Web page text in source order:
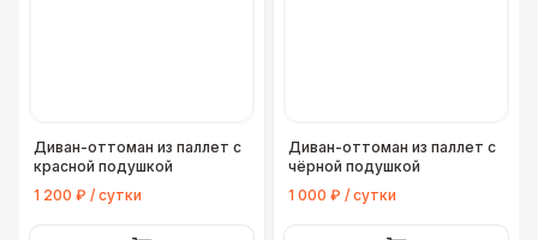
Диван-оттоман из паллет с
красной подушкой
1 200 ₽ / сутки
Диван-оттоман из паллет с
чёрной подушкой
1 000 ₽ / сутки